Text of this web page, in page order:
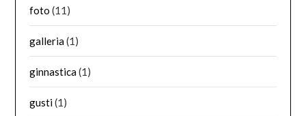
foto (11)
galleria(1)
ginnastica(1)
gusti(1)